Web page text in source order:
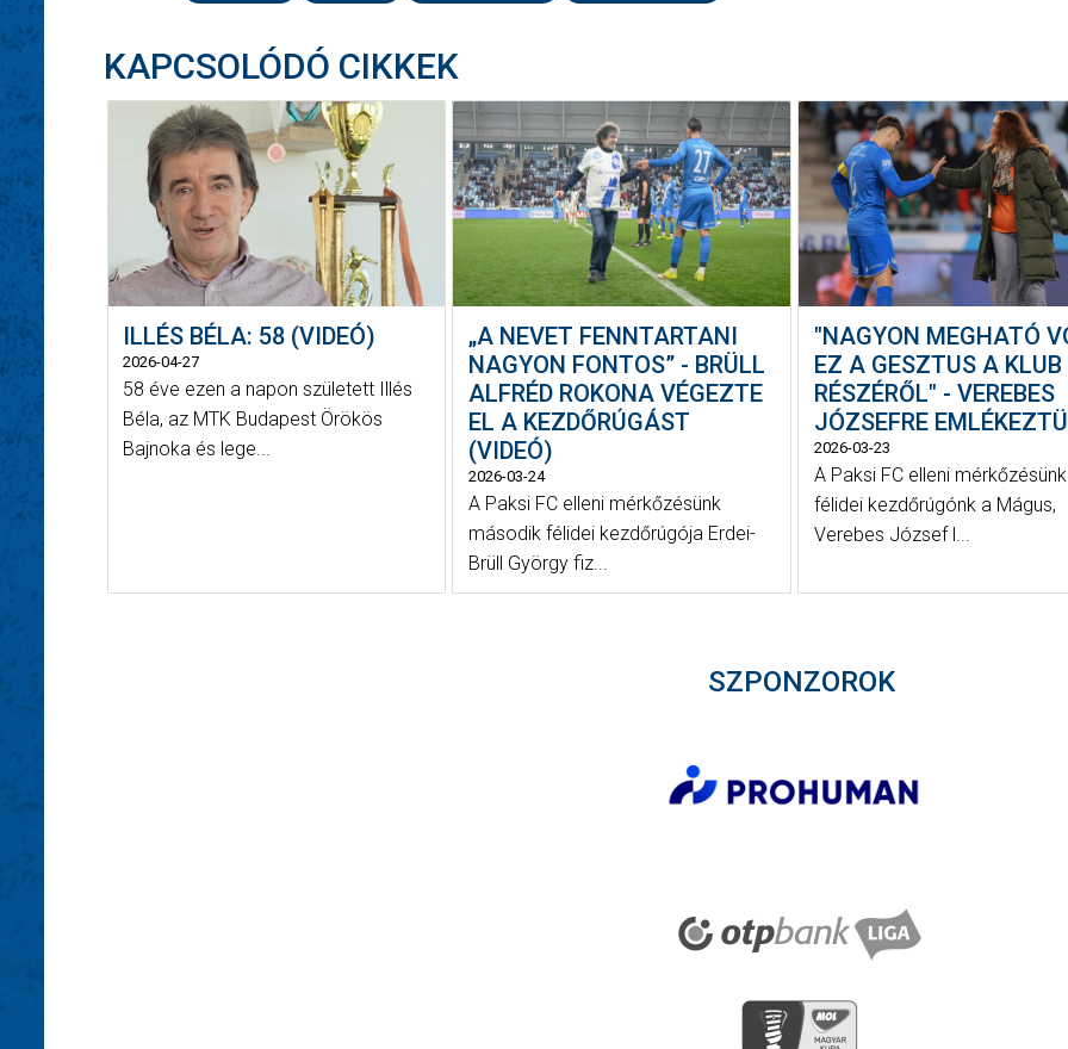
KAPCSOLÓDÓ CIKKEK
ILLÉS BÉLA: 58 (VIDEÓ)
2026-04-27
58 éve ezen a napon született Illés
Béla, az MTK Budapest Örökös
Bajnoka és lege...
„A NEVET FENNTARTANI
NAGYON FONTOS” - BRÜLL
ALFRÉD ROKONA VÉGEZTE
EL A KEZDŐRÚGÁST
(VIDEÓ)
2026-03-24
A Paksi FC elleni mérkőzésünk
második félidei kezdőrúgója Erdei-
Brüll György fiz...
"NAGYON MEGHATÓ
EZ A GESZTUS A KLUB
RÉSZÉRŐL" - VEREBES
JÓZSEFRE
2026-03-23
A Paksi FC elleni
félidei kezdőrúgónk a Mágus,
Verebes József l...
SZPONZOROK